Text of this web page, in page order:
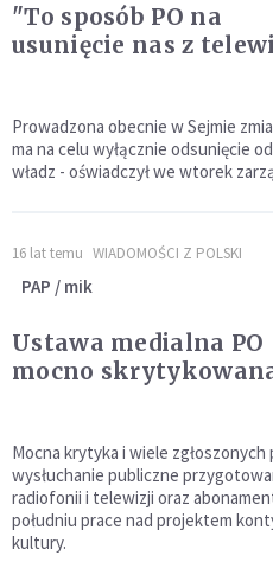
"To sposób PO na
usunięcie nas z
Prowadzona obecnie w Sejmie
ma na celu wyłącznie odsunięcie
władz - oświadczył we wtorek
16 lat temu WIADOMOŚCI Z POLSKI
PAP / mik
Ustawa medialna PO
mocno
Mocna krytyka i wiele
wysłuchanie publiczne
radiofonii i telewizji oraz
południu prace nad projektem
kultury.